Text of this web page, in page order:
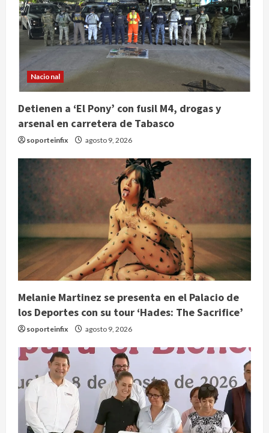
Nacional
Detienen a ‘El Pony’ con fusil M4, drogas y
arsenal en carretera de Tabasco
soporteinfix agosto 9, 2026
Melanie Martinez se presenta en el Palacio de
los Deportes con su tour ‘Hades: The Sacrifice’
soporteinfix agosto 9, 2026